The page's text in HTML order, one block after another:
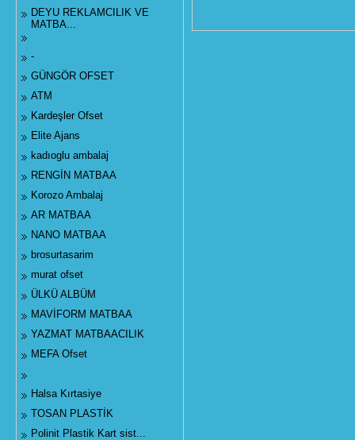
DEYU REKLAMCILIK VE
MATBA...
-
GÜNGÖR OFSET
ATM
Kardeşler Ofset
Elite Ajans
kadıoglu ambalaj
RENGİN MATBAA
Korozo Ambalaj
AR MATBAA
NANO MATBAA
brosurtasarim
murat ofset
ÜLKÜ ALBÜM
MAVİFORM MATBAA
YAZMAT MATBAACILIK
MEFA Ofset
Halsa Kırtasiye
TOSAN PLASTİK
Polinit Plastik Kart sist...